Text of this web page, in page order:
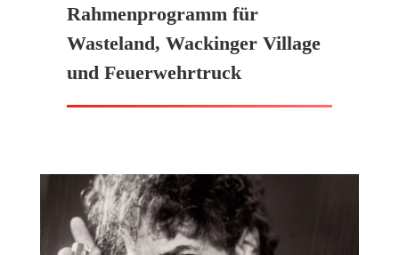
Rahmenprogramm für
Wasteland, Wackinger Village
und Feuerwehrtruck